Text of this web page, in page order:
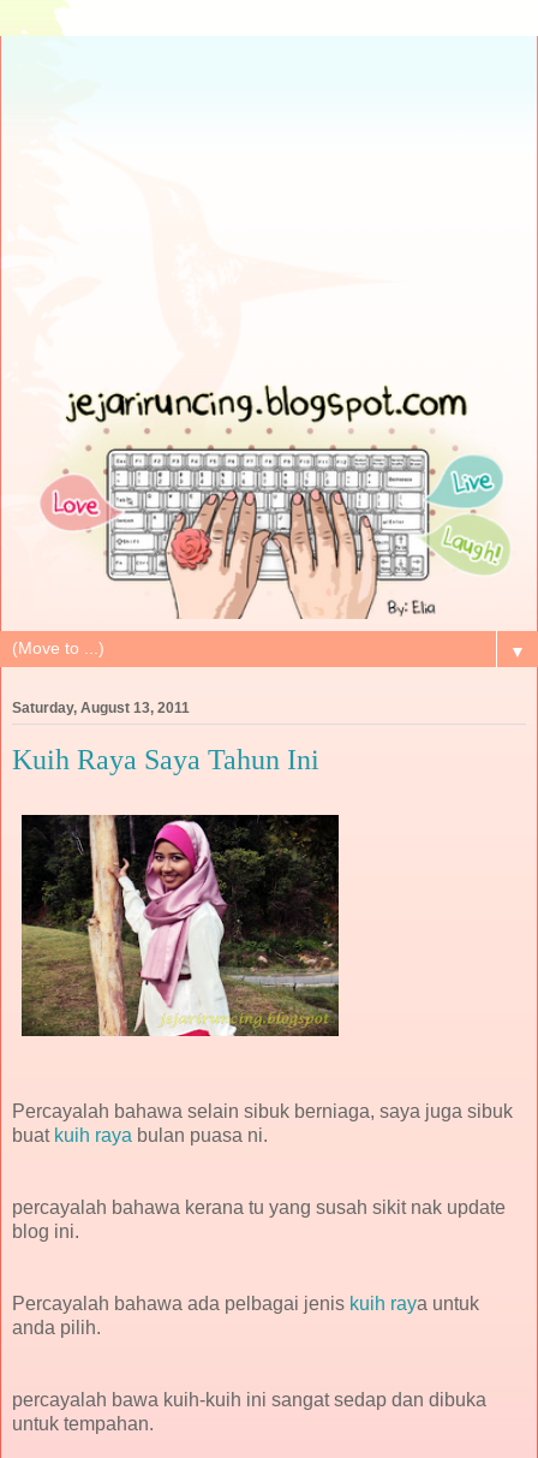
▼
Saturday, August 13, 2011
Kuih Raya Saya Tahun Ini
Percayalah bahawa selain sibuk berniaga, saya juga sibuk
buat kuih raya bulan puasa ni.
percayalah bahawa kerana tu yang susah sikit nak update
blog ini.
Percayalah bahawa ada pelbagai jenis kuih raya untuk
anda pilih.
percayalah bawa kuih-kuih ini sangat sedap dan dibuka
untuk tempahan.